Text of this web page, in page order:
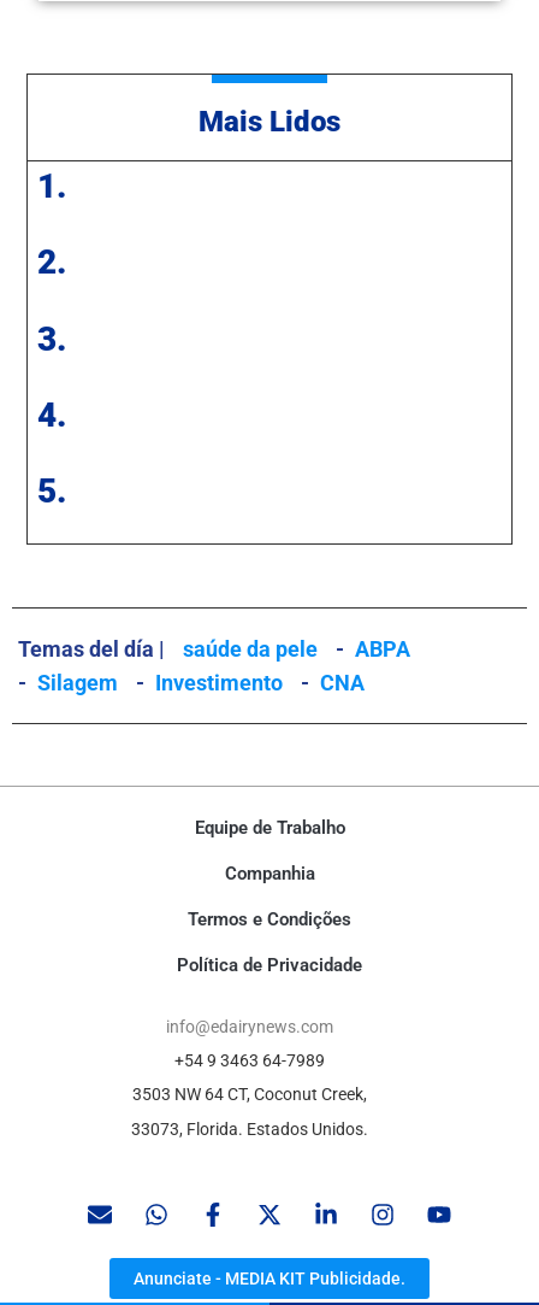
Mais Lidos
1.
2.
3.
4.
5.
Temas del día | saúde da pele - ABPA
- Silagem - Investimento - CNA
Equipe de Trabalho
Companhia
Termos e Condições
Política de Privacidade
info@edairynews.com
+54 9 3463 64-7989
3503 NW 64 CT, Coconut Creek,
33073, Florida. Estados Unidos.
Anunciate - MEDIA KIT Publicidade.